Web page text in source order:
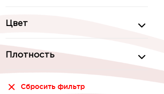
Цвет
Плотность
Сбросить фильтр